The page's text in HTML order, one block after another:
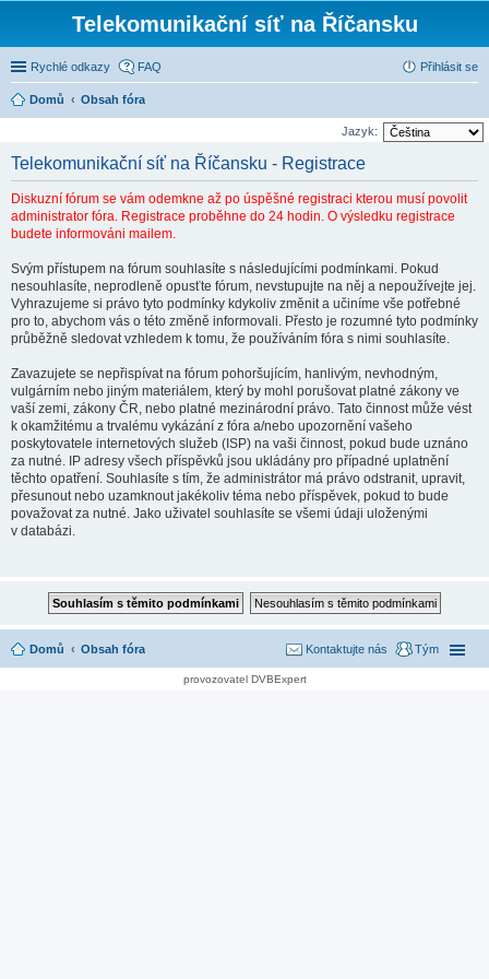
Telekomunikační síť na Říčansku
Rychlé odkazy FAQ Přihlásit se
Domů Obsah fóra
Jazyk:
Telekomunikační síť na Říčansku - Registrace
Diskuzní fórum se vám odemkne až po úspěšné registraci kterou musí povolit
administrator fóra. Registrace proběhne do 24 hodin. O výsledku registrace
budete informováni mailem.
Svým přístupem na fórum souhlasíte s následujícími podmínkami. Pokud
nesouhlasíte, neprodleně opusťte fórum, nevstupujte na něj a nepoužívejte jej.
Vyhrazujeme si právo tyto podmínky kdykoliv změnit a učiníme vše potřebné
pro to, abychom vás o této změně informovali. Přesto je rozumné tyto podmínky
průběžně sledovat vzhledem k tomu, že používáním fóra s nimi souhlasíte.
Zavazujete se nepřispívat na fórum pohoršujícím, hanlivým, nevhodným,
vulgárním nebo jiným materiálem, který by mohl porušovat platné zákony ve
vaší zemi, zákony ČR, nebo platné mezinárodní právo. Tato činnost může vést
k okamžitému a trvalému vykázání z fóra a/nebo upozornění vašeho
poskytovatele internetových služeb (ISP) na vaši činnost, pokud bude uznáno
za nutné. IP adresy všech příspěvků jsou ukládány pro případné uplatnění
těchto opatření. Souhlasíte s tím, že administrátor má právo odstranit, upravit,
přesunout nebo uzamknout jakékoliv téma nebo příspěvek, pokud to bude
považovat za nutné. Jako uživatel souhlasíte se všemi údaji uloženými
v databázi.
Domů Obsah fóra Tým
Kontaktujte nás
provozovatel DVBExpert